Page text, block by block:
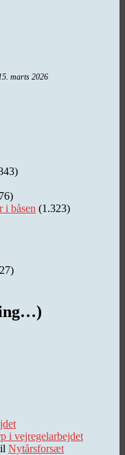
marts 2026
i båsen (1.323)
i vejregelarbejdet
Nytårsforsæt